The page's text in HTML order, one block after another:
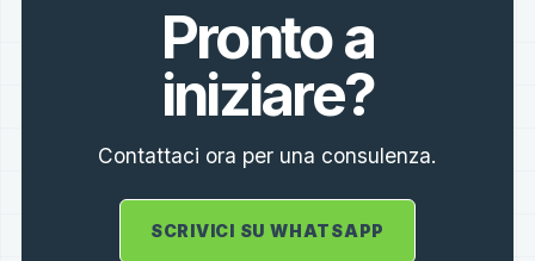
Pronto a
iniziare?
Contattaci ora per una consulenza.
SCRIVICI SU WHATSAPP